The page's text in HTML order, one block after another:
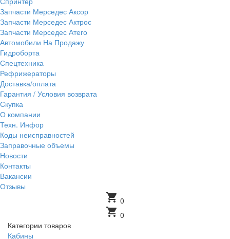
Запчасти Мерседес Аксор
Запчасти Мерседес Актрос
Запчасти Мерседес Атего
Автомобили На Продажу
Гидроборта
Спецтехника
Рефрижераторы
Доставка/оплата
Гарантия / Условия возврата
Скупка
О компании
Техн. Инфор
Коды неисправностей
Заправочные объемы
Новости
Контакты
Вакансии
Отзывы
shopping_cart 0
shopping_cart 0
Категории товаров
Кабины